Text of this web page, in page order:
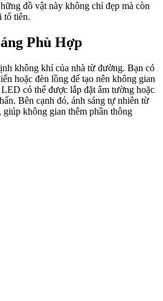
đồ vật này không chỉ đẹp mà còn
tổ tiên.
Phù Hợp
không khí của nhà từ đường. Bạn có
hoặc đèn lồng để tạo nên không gian
có thể được lắp đặt âm tường hoặc
Bên cạnh đó, ánh sáng tự nhiên từ
giúp không gian thêm phần thông